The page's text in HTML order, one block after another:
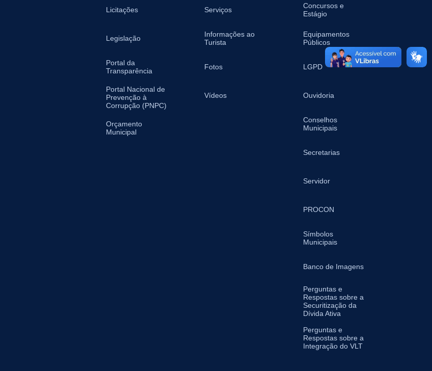
Licitações
Legislação
Portal da
Transparência
Portal Nacional de
Prevenção à
Corrupção (PNPC)
Orçamento
Municipal
Serviços
Informações ao
Turista
Fotos
Vídeos
Concursos e
Estágio
Equipamentos
Públicos
LGPD
Ouvidoria
Conselhos
Municipais
Secretarias
Servidor
PROCON
Símbolos
Municipais
Banco de Imagens
Perguntas e
Respostas sobre a
Securitização da
Dívida Ativa
Perguntas e
Respostas sobre a
Integração do VLT